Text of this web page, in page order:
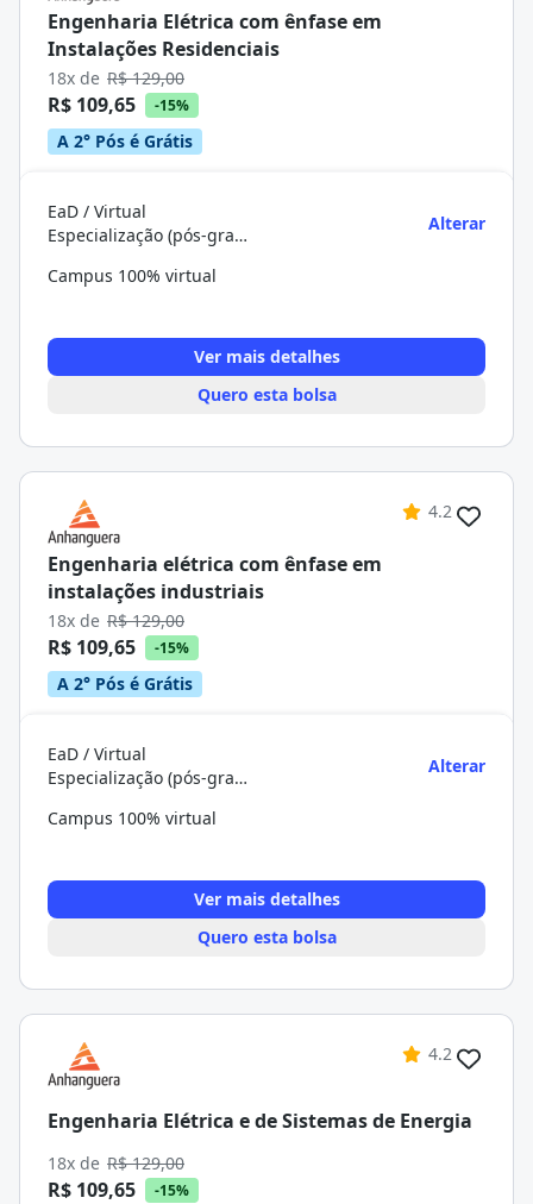
Engenharia Elétrica com ênfase em
Instalações Residenciais
18x de R$ 129,00
R$ 109,65 -15%
A 2° Pós é Grátis
EaD / Virtual
Especialização (pós-graduação)
Alterar
Campus 100% virtual
Ver mais detalhes
Quero esta bolsa
4.2
Engenharia elétrica com ênfase em
instalações industriais
18x de R$ 129,00
R$ 109,65 -15%
A 2° Pós é Grátis
EaD / Virtual
Especialização (pós-graduação)
Alterar
Campus 100% virtual
Ver mais detalhes
Quero esta bolsa
4.2
Engenharia Elétrica e de Sistemas de Energia
18x de R$ 129,00
R$ 109,65 -15%